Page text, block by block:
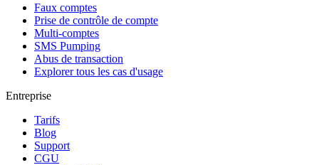
Faux comptes
Prise de contrôle de compte
Multi-comptes
SMS Pumping
Abus de transaction
Explorer tous les cas d'usage
Entreprise
Tarifs
Blog
Support
CGU